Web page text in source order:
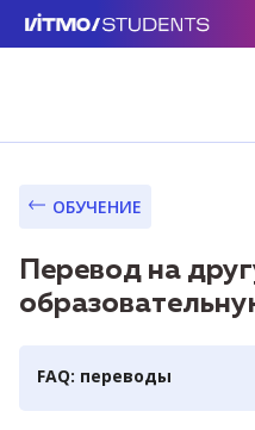
ОБУЧЕНИЕ
Перевод на
FAQ: переводы